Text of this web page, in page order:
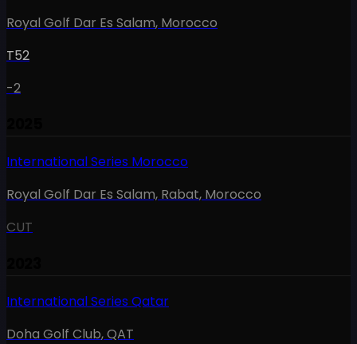
Royal Golf Dar Es Salam, Morocco
T52
-2
International Series Morocco
Royal Golf Dar Es Salam, Rabat, Morocco
CUT
International Series Qatar
Doha Golf Club,QAT